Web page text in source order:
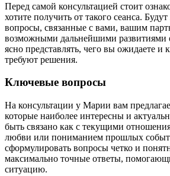
Перед самой консультацией стоит
хотите получить от такого сеанса.
вопросы, связанные с вами, вашим
возможными дальнейшими
ясно представлять, чего вы ожидаете и
требуют решения.
Ключевые вопросы
На консультации у Марии вам
которые наиболее интересны и
быть связано как с текущими
любви или пониманием прошлых
сформулировать вопросы четко и
максимально точные ответы,
ситуацию.